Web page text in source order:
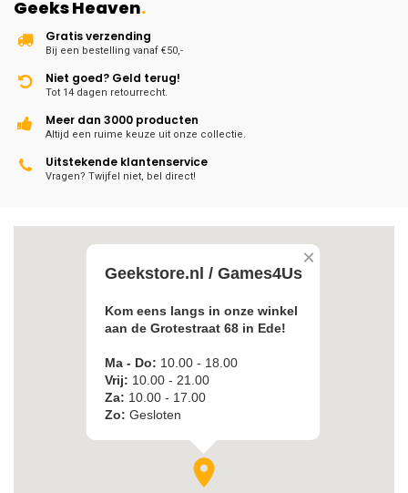
Geeks Heaven.
Gratis verzending
Bij een bestelling vanaf €50,-
Niet goed? Geld terug!
Tot 14 dagen retourrecht.
Meer dan 3000 producten
Altijd een ruime keuze uit onze collectie.
Uitstekende klantenservice
Vragen? Twijfel niet, bel direct!